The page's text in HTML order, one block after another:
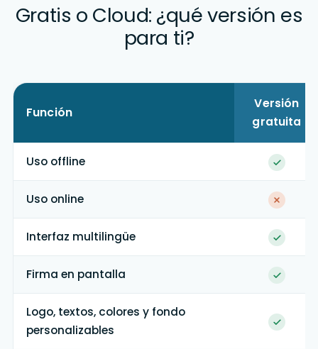
Gratis o Cloud: ¿qué versión es
para ti?
Función
Versión
gratuita
Uso offline
Uso online
Interfaz multilingüe
Firma en pantalla
Logo, textos, colores y fondo
personalizables